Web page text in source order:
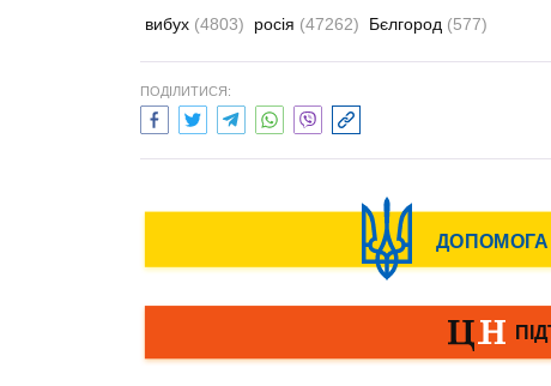
вибух (4803) росія (47262) Бєлгород (577)
ПОДІЛИТИСЯ: